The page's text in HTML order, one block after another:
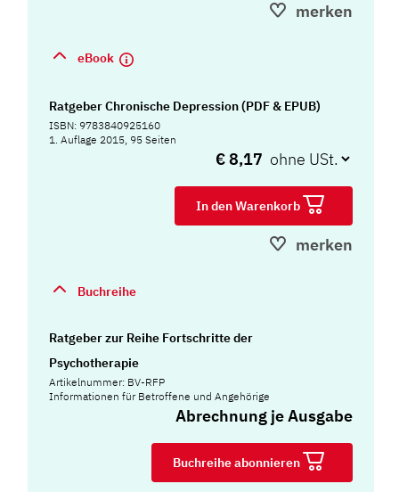
merken
eBook
Ratgeber Chronische Depression (PDF & EPUB)
ISBN: 9783840925160
1. Auflage 2015, 95 Seiten
€ 8,17
In den Warenkorb
merken
Buchreihe
Ratgeber zur Reihe Fortschritte der
Psychotherapie
Artikelnummer: BV-RFP
Informationen für Betroffene und Angehörige
Abrechnung je Ausgabe
Buchreihe abonnieren